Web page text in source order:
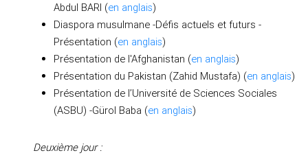
Abdul BARI (en anglais)
Diaspora musulmane -Défis actuels et futurs -
Présentation (en anglais)
Présentation de l'Afghanistan (en anglais)
Présentation du Pakistan (Zahid Mustafa) (en anglais)
Présentation de l’Université de Sciences Sociales
(ASBU) -Gürol Baba (en anglais)
Deuxième jour :